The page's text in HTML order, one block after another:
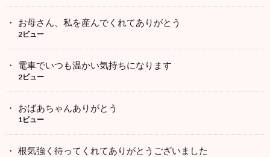
お母さん、私を産んでくれてありがとう
2ビュー
電車でいつも温かい気持ちになります
2ビュー
おばあちゃんありがとう
1ビュー
根気強く待ってくれてありがとうございました